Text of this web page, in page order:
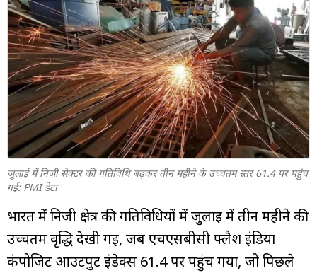
ट्रेंडिंग
बिजनेस
न्यूज
वीडियो
म्यूचुअल
फंड
जुलाई में निजी सेक्टर की गतिविधि बढ़कर तीन महीने के उच्चतम स्तर 61.4 पर पहुंच
गई: PMI डेटा
भारत में निजी क्षेत्र की गतिविधियों में जुलाई में तीन महीने की
उच्चतम वृद्धि देखी गई, जब एचएसबीसी फ्लैश इंडिया
कंपोजिट आउटपुट इंडेक्स 61.4 पर पहुंच गया, जो पिछले